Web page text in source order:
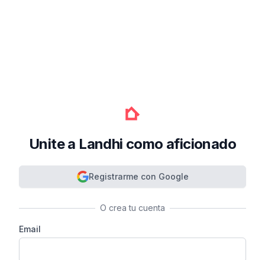
Unite a Landhi como aficionado
Registrarme con Google
O crea tu cuenta
Email